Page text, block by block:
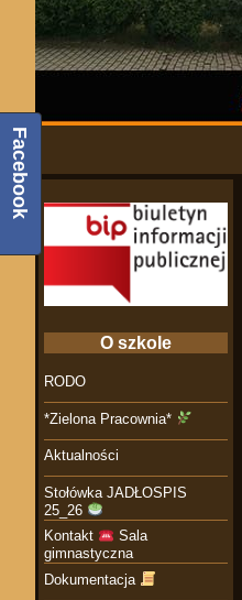
O szkole
RODO
*Zielona Pracownia*
Aktualności
Stołówka JADŁOSPIS
25_26
Kontakt
Sala
gimnastyczna
Dokumentacja
Facebook